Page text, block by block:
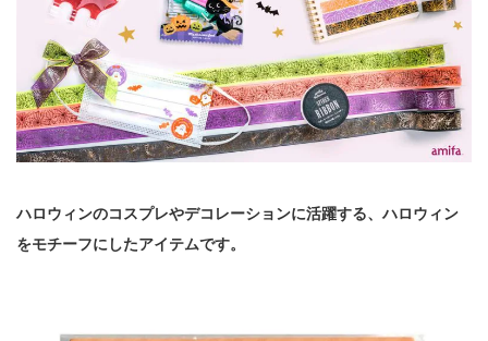
ハロウィンのコスプレやデコレーションに活躍する、ハロウィン
をモチーフにしたアイテムです。